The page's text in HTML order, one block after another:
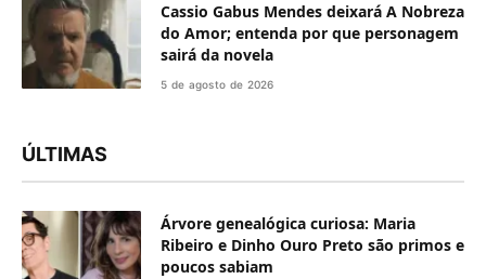
Cassio Gabus Mendes deixará A Nobreza
do Amor; entenda por que personagem
sairá da novela
5 de agosto de 2026
ÚLTIMAS
Árvore genealógica curiosa: Maria
Ribeiro e Dinho Ouro Preto são primos e
poucos sabiam